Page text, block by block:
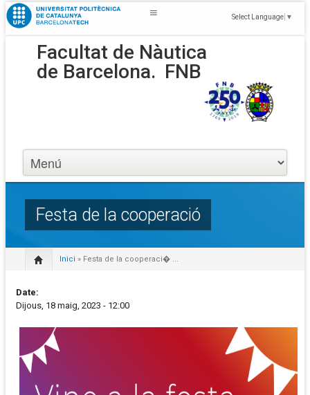
Select Language ▼
Facultat de Nàutica
de Barcelona. FNB
Festa de la cooperació
Inici » Festa de la cooperaci� ...
Date:
Dijous, 18 maig, 2023 - 12:00